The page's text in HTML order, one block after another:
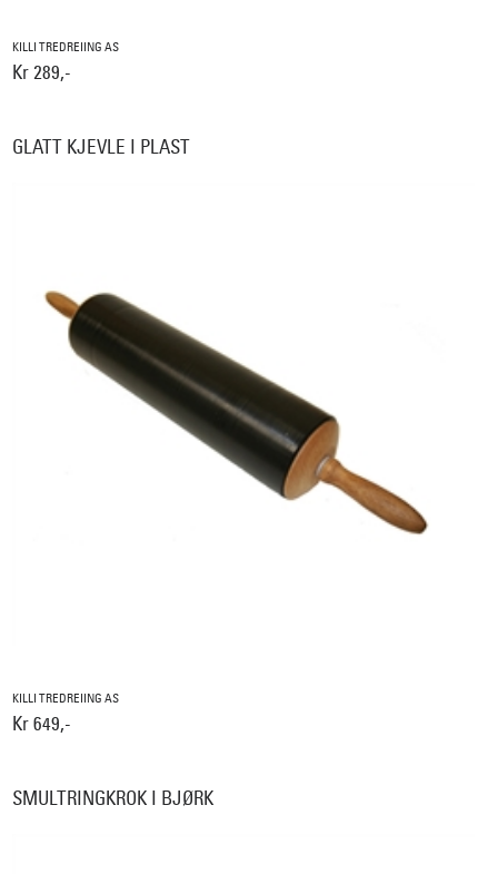
KILLI TREDREIING AS
Kr 289,-
GLATT KJEVLE I PLAST
KILLI TREDREIING AS
Kr 649,-
SMULTRINGKROK I BJØRK